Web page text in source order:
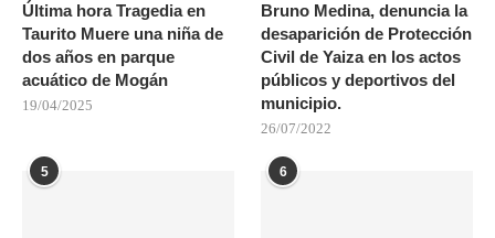
Última hora Tragedia en
Taurito Muere una niña de
dos años en parque
acuático de Mogán
19/04/2025
Bruno Medina, denuncia la
desaparición de Protección
Civil de Yaiza en los actos
públicos y deportivos del
municipio.
26/07/2022
5 6